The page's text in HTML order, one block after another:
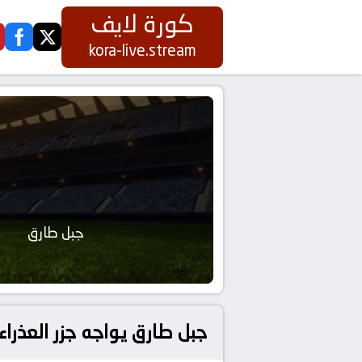
كورة لايف
kora-live.stream
twitter
جبل طارق
جبل طارق يواجه جزر